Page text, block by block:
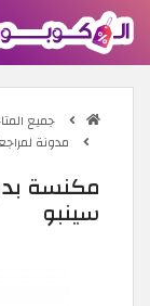
جميع
مدونة
مكنسة
سينبو